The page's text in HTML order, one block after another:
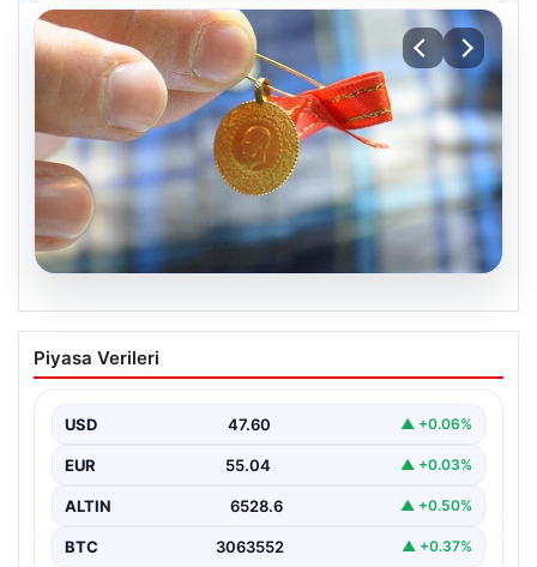
Altın fiyatları canlı 8 Nisan 2026: Altın
fiyatları ne kadar oldu? Gram, çeyrek,
fiyatları
{ “title”: “8 Nisan 2026 Altın Fiyatları Canlı Takip: Gram,
Çeyrek ve Cumhuriyet Altını…
Piyasa Verileri
USD 47.60 ▲ +0.06%
EUR 55.04 ▲ +0.03%
ALTIN 6528.6 ▲ +0.50%
BTC 3063552 ▲ +0.37%